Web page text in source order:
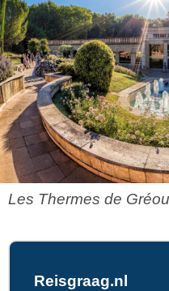
Les Thermes de
Reisgraag.nl